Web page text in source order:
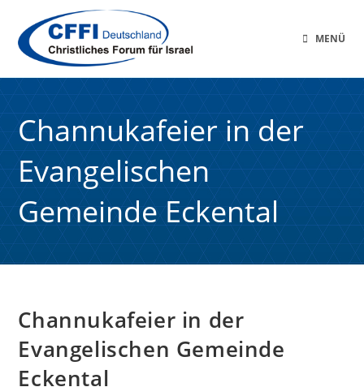
MENÜ
Channukafeier in der
Evangelischen
Gemeinde Eckental
Channukafeier in der
Evangelischen Gemeinde
Eckental